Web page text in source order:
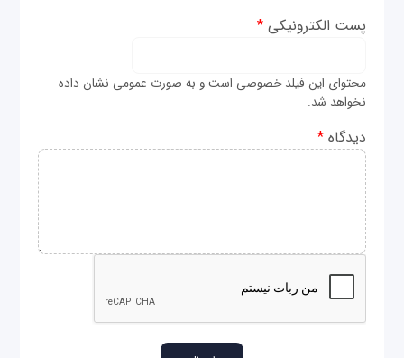
پست الکترونیکی*
محتوای این فیلد خصوصی است و به صورت عمومی نشان داده
نخواهد شد.
دیدگاه*